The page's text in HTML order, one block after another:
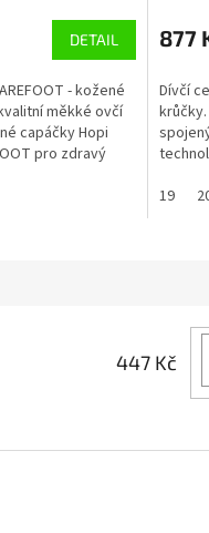
DETAIL
- kožené
měkké ovčí
capáčky Hopi
pro zdravý
877
Dívčí
chůzi v
19
447 Kč